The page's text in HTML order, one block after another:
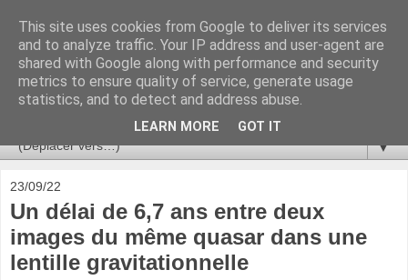
Ça se passe là haut
Astronomie, Astrophysique, Astroparticules, Cosmologie.
L'infini se contemple, indéfiniment. ISSN 2272-5768
▼
23/09/22
Un délai de 6,7 ans entre deux
images du même quasar dans une
lentille gravitationnelle
This site uses cookies from Google to deliver its services
and to analyze traffic. Your IP address and user-agent are
shared with Google along with performance and security
metrics to ensure quality of service, generate usage
statistics, and to detect and address abuse.
LEARN MORE GOT IT